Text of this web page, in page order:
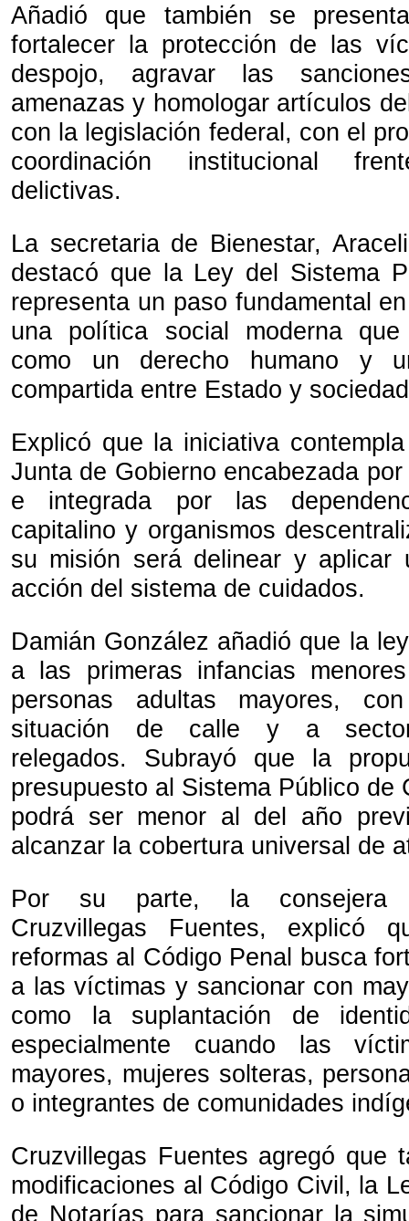
Añadió que también se
fortalecer la protección de las
despojo, agravar las
amenazas y homologar artículos
con la legislación federal, con el
coordinación institucional
delictivas.
La secretaria de Bienestar,
destacó que la Ley del Sistema
representa un paso fundamental
una política social moderna
como un derecho humano y
compartida entre Estado y
Explicó que la iniciativa
Junta de Gobierno encabezada
e integrada por las
capitalino y organismos
su misión será delinear y aplicar
acción del sistema de cuidados.
Damián González añadió que la
a las primeras infancias
personas adultas mayores,
situación de calle y a
relegados. Subrayó que la
presupuesto al Sistema Público de
podrá ser menor al del año
alcanzar la cobertura universal de
Por su parte, la consejera
Cruzvillegas Fuentes, explicó
reformas al Código Penal busca
a las víctimas y sancionar con
como la suplantación de
especialmente cuando las
mayores, mujeres solteras,
o integrantes de comunidades
Cruzvillegas Fuentes agregó que
modificaciones al Código Civil, la
de Notarías para sancionar la